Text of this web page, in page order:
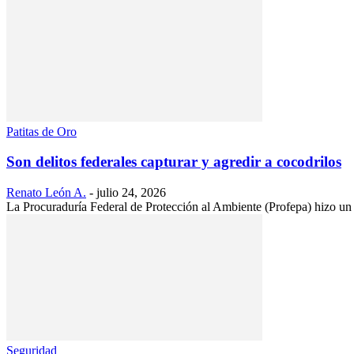
Patitas de Oro
Son delitos federales capturar y agredir a cocodrilos
Renato León A. - julio 24, 2026
La Procuraduría Federal de Protección al Ambiente (Profepa) hizo
Seguridad